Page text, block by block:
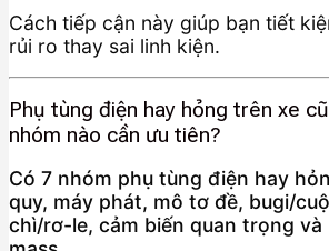
Cách tiếp cận này giúp bạn tiết
rủi ro thay sai linh kiện.
Phụ tùng điện hay hỏng trên xe
nhóm nào cần ưu tiên?
Có 7 nhóm phụ tùng điện hay
quy, máy phát, mô tơ đề, bugi/
chì/rơ-le, cảm biến quan trọng và